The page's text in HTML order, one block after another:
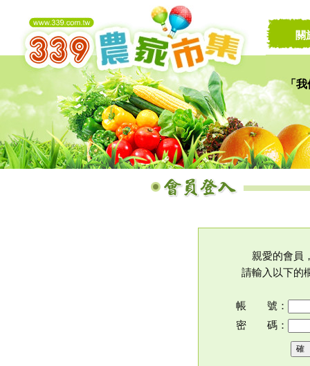
「我
讓
關
親愛的會員
請輸入以下的
帳 號：
密 碼：